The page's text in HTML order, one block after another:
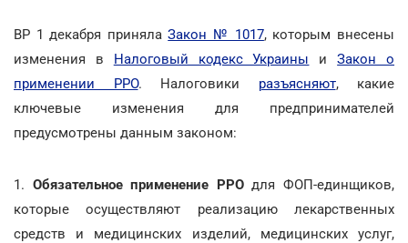
ВР 1 декабря принялаЗакон № 1017, которым внесены
изменения в Налоговый кодекс Украины иЗакон о
применении РРО. Налоговики разъясняют, какие
ключевые изменения для предпринимателей
предусмотрены данным законом:
1. Обязательное применение РРОдля ФОП-единщиков,
которые осуществляют реализацию лекарственных
средств и медицинских изделий, медицинских услуг,